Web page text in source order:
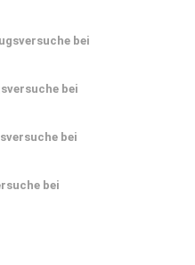
bei
bei
bei
bei